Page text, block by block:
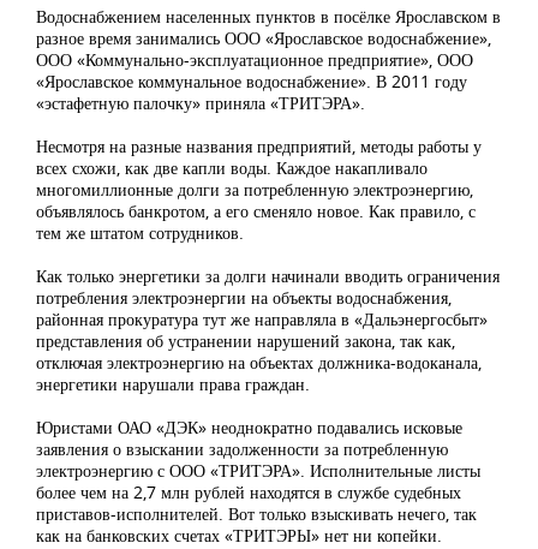
Водоснабжением населенных пунктов в посёлке Ярославском в
разное время занимались ООО «Ярославское водоснабжение»,
ООО «Коммунально-эксплуатационное предприятие», ООО
«Ярославское коммунальное водоснабжение». В 2011 году
«эстафетную палочку» приняла «ТРИТЭРА».
Несмотря на разные названия предприятий, методы работы у
всех схожи, как две капли воды. Каждое накапливало
многомиллионные долги за потребленную электроэнергию,
объявлялось банкротом, а его сменяло новое. Как правило, с
тем же штатом сотрудников.
Как только энергетики за долги начинали вводить ограничения
потребления электроэнергии на объекты водоснабжения,
районная прокуратура тут же направляла в «Дальэнергосбыт»
представления об устранении нарушений закона, так как,
отключая электроэнергию на объектах должника-водоканала,
энергетики нарушали права граждан.
Юристами ОАО «ДЭК» неоднократно подавались исковые
заявления о взыскании задолженности за потребленную
электроэнергию с ООО «ТРИТЭРА». Исполнительные листы
более чем на 2,7 млн рублей находятся в службе судебных
приставов-исполнителей. Вот только взыскивать нечего, так
как на банковских счетах «ТРИТЭРЫ» нет ни копейки.